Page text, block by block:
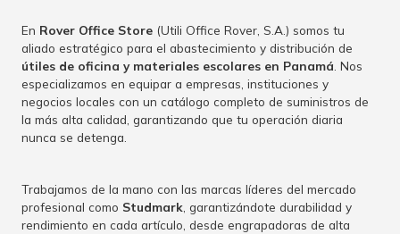
En Rover Office Store (Utili Office Rover, S.A.) somos tu
aliado estratégico para el abastecimiento y distribución de
útiles de oficina y materiales escolares en Panamá . Nos
especializamos en equipar a empresas, instituciones y
negocios locales con un catálogo completo de suministros de
la más alta calidad, garantizando que tu operación diaria
nunca se detenga.
Trabajamos de la mano con las marcas líderes del mercado
profesional como Studmark , garantizándote durabilidad y
rendimiento en cada artículo, desde engrapadoras de alta